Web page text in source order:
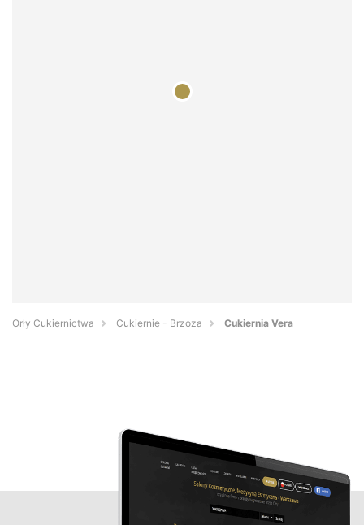
Orły Cukiernictwa Cukiernie - Brzoza Cukiernia Vera